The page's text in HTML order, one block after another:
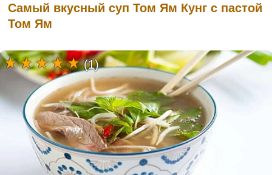
Самый вкусный суп Том Ям Кунг с пастой
Том Ям
(1)